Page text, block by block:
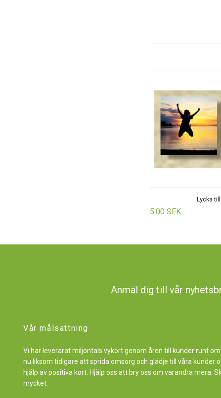
Lycka till
5.00 SEK
Anmäl dig till vår
Vår målsättning
Vi har leverarat miljontals vykort genom åren till kunder runt
nu liksom tidigare att sprida omsorg och glädje till våra kunder
hjälp av positiva kort. Hjälp oss att bry oss om varandra mera.
mycket.